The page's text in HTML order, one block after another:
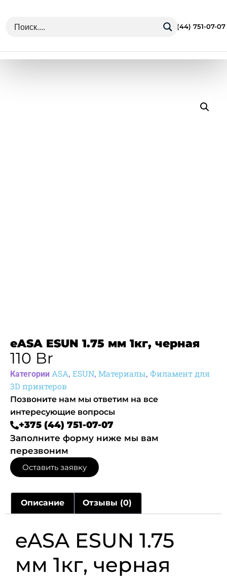
+375 (44) 751-07-07
eASA ESUN 1.75 мм 1кг, черная
110 Br
Категории ASA, ESUN, Материалы, Филамент для
3D принтеров
Позвоните нам мы ответим на все
интересующие вопросы
+375 (44) 751-07-07
Заполните форму ниже мы вам
перезвоним
Оставить заявку
Описание Отзывы (0)
eASA ESUN 1.75
мм 1кг, черная